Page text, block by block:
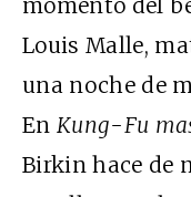
momento del
Louis Malle,
una noche de
EnKung-Fu
Birkin hace de